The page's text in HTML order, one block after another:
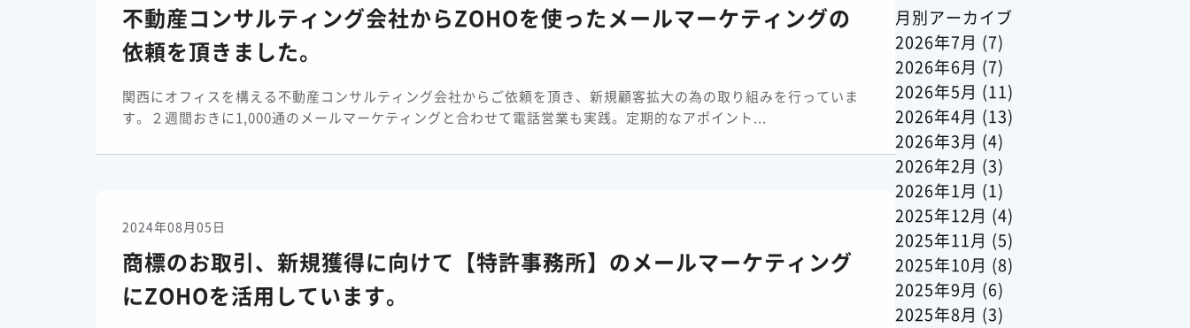
不動産コンサルティング会社からZOHOを使ったメールマーケティングの
依頼を頂きました。
関西にオフィスを構える不動産コンサルティング会社からご依頼を頂き、新規顧客拡大の為の取り組みを行っていま
す。２週間おきに1,000通のメールマーケティングと合わせて電話営業も実践。定期的なアポイント...
2024年08月05日
商標のお取引、新規獲得に向けて【特許事務所】のメールマーケティング
にZOHOを活用しています。
月別アーカイブ
2026年7月 (7)
2026年6月 (7)
2026年5月 (11)
2026年4月 (13)
2026年3月 (4)
2026年2月 (3)
2026年1月 (1)
2025年12月 (4)
2025年11月 (5)
2025年10月 (8)
2025年9月 (6)
2025年8月 (3)